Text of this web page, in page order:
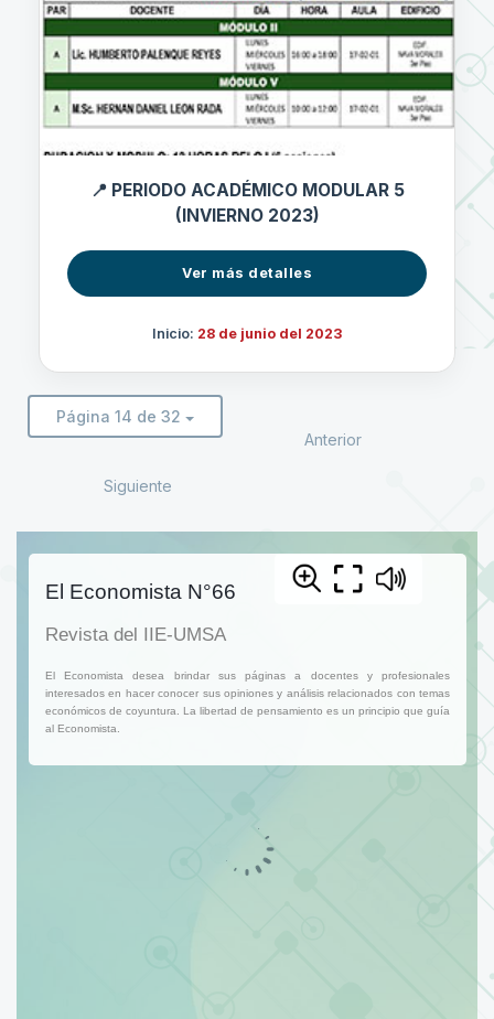
📍 PERIODO ACADÉMICO MODULAR 5
(INVIERNO 2023)
Ver más detalles
Inicio: 28 de junio del 2023
Página 14 de 32
Anterior
Siguiente